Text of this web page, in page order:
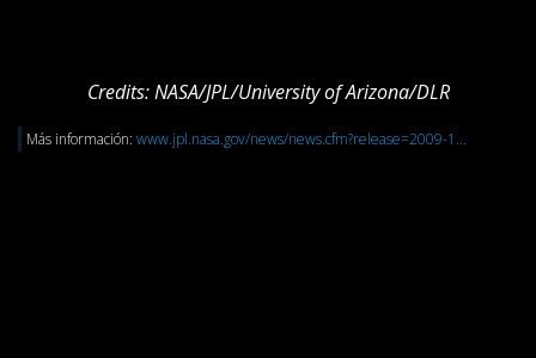
Credits: NASA/JPL/University of Arizona/DLR
Más información: www.jpl.nasa.gov/news/news.cfm?release=2009-1...